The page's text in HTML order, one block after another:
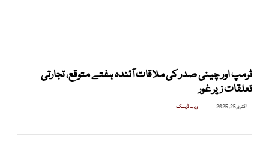
ٹرمپ اور چینی صدر کی ملاقات آئندہ ہفتے متوقع، تجارتی
تعلقات زیر غور
اکتوبر 25, 2025 ویب ڈیسک